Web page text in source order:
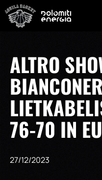
ALTRO
76-70 IN
27/12/2023